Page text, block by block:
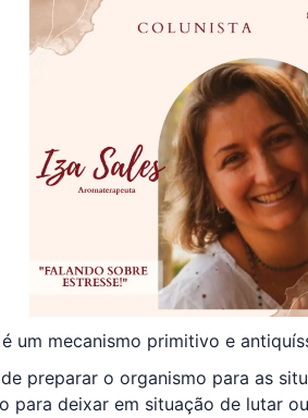
um mecanismo primitivo e
preparar o organismo para as
para deixar em situação de lutar